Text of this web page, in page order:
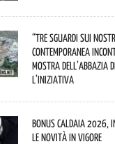
“Tre Sguardi sui
contemporanea
mostra dell’Abbazia
L’iniziativa
Bonus caldaia 2026,
le novità in vigore